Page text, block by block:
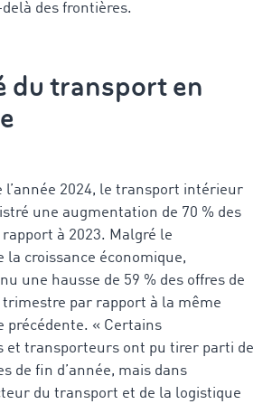
des frontières.
du transport en
l’année 2024, le transport intérieur
une augmentation de 70 % des
à 2023. Malgré le
la croissance économique,
une hausse de 59 % des offres de
par rapport à la même
précédente. « Certains
et transporteurs ont pu tirer parti de
de fin d’année, mais dans
du transport et de la logistique